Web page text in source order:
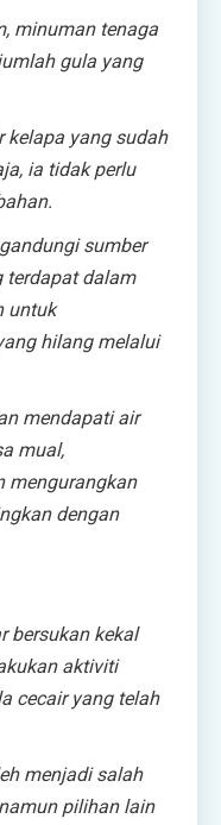
minuman tenaga
gula yang
kelapa yang sudah
ia tidak perlu
sumber
terdapat dalam
untuk
hilang melalui
mendapati air
mual,
mengurangkan
dengan
bersukan kekal
aktiviti
cecair yang telah
menjadi salah
pilihan lain